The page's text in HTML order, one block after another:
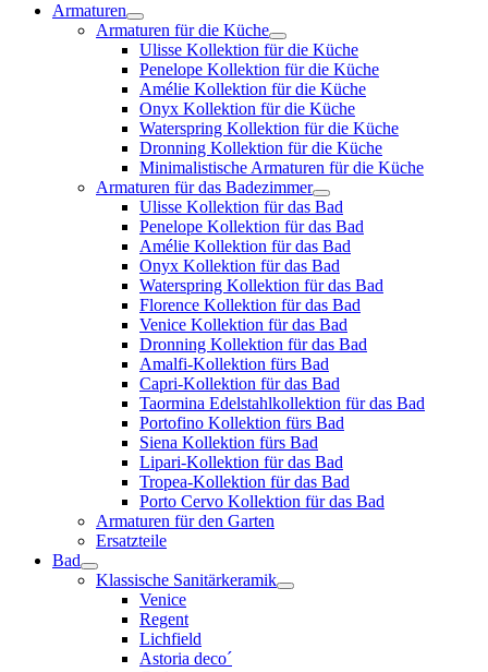
Armaturen
Armaturen für die Küche
Ulisse Kollektion für die Küche
Penelope Kollektion für die Küche
Amélie Kollektion für die Küche
Onyx Kollektion für die Küche
Waterspring Kollektion für die Küche
Dronning Kollektion für die Küche
Minimalistische Armaturen für die Küche
Armaturen für das Badezimmer
Ulisse Kollektion für das Bad
Penelope Kollektion für das Bad
Amélie Kollektion für das Bad
Onyx Kollektion für das Bad
Waterspring Kollektion für das Bad
Florence Kollektion für das Bad
Venice Kollektion für das Bad
Dronning Kollektion für das Bad
Amalfi-Kollektion fürs Bad
Capri-Kollektion für das Bad
Taormina Edelstahlkollektion für das Bad
Portofino Kollektion fürs Bad
Siena Kollektion fürs Bad
Lipari-Kollektion für das Bad
Tropea-Kollektion für das Bad
Porto Cervo Kollektion für das Bad
Armaturen für den Garten
Ersatzteile
Bad
Klassische Sanitärkeramik
Venice
Regent
Lichfield
Astoria deco´